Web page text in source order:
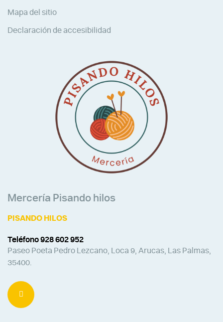
Mapa del sitio
Declaración de accesibilidad
Mercería Pisando hilos
PISANDO HILOS
Teléfono 928 602 952
Paseo Poeta Pedro Lezcano, Loca 9, Arucas, Las Palmas,
35400.